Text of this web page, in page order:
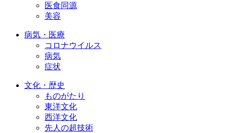
医食同源
美容
病気・医療
コロナウイルス
病気
症状
文化・歴史
ものがたり
東洋文化
西洋文化
先人の超技術